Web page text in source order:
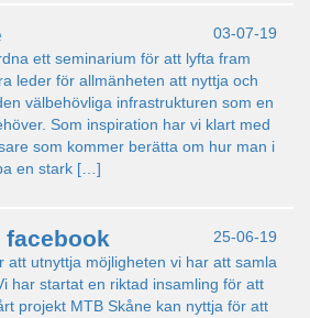
03-07-19
ett seminarium för att lyfta fram
leder för allmänheten att nyttja och
välbehövliga infrastrukturen som en
Som inspiration har vi klart med
som kommer berätta om hur man i
en stark […]
25-06-19
att utnyttja möjligheten vi har att samla
har startat en riktad insamling för att
projekt MTB Skåne kan nyttja för att